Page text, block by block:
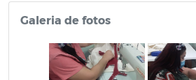
Galeria de fotos